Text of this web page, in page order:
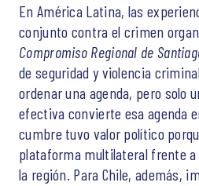
En América Latina, las
conjunto contra el crimen
Compromiso Regional de
de seguridad y violencia
ordenar una agenda, pero solo
efectiva convierte esa agenda
cumbre tuvo valor político
plataforma multilateral frente
la región. Para Chile, además,